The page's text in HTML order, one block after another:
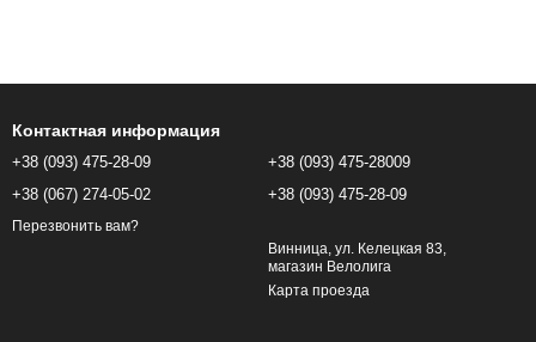
Контактная информация
+38 (093) 475-28-09
+38 (067) 274-05-02
Перезвонить вам?
+38 (093) 475-28009
+38 (093) 475-28-09
Винница, ул. Келецкая 83,
магазин Велолига
Карта проезда